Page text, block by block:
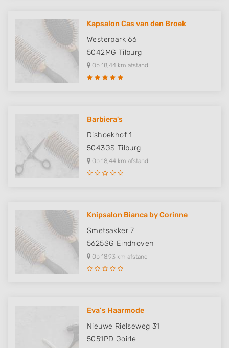
Kapsalon Cas van den Broek
Westerpark 66
5042MG Tilburg
Op 18,44 km afstand
Barbiera's
Dishoekhof 1
5043GS Tilburg
Op 18,44 km afstand
Knipsalon Bianca by Corinne
Smetsakker 7
5625SG Eindhoven
Op 18,93 km afstand
Eva’s Haarmode
Nieuwe Rielseweg 31
5051PD Goirle
Functional
Advertising